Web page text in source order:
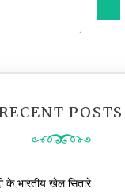
POSTS
के भारतीय खेल सितारे